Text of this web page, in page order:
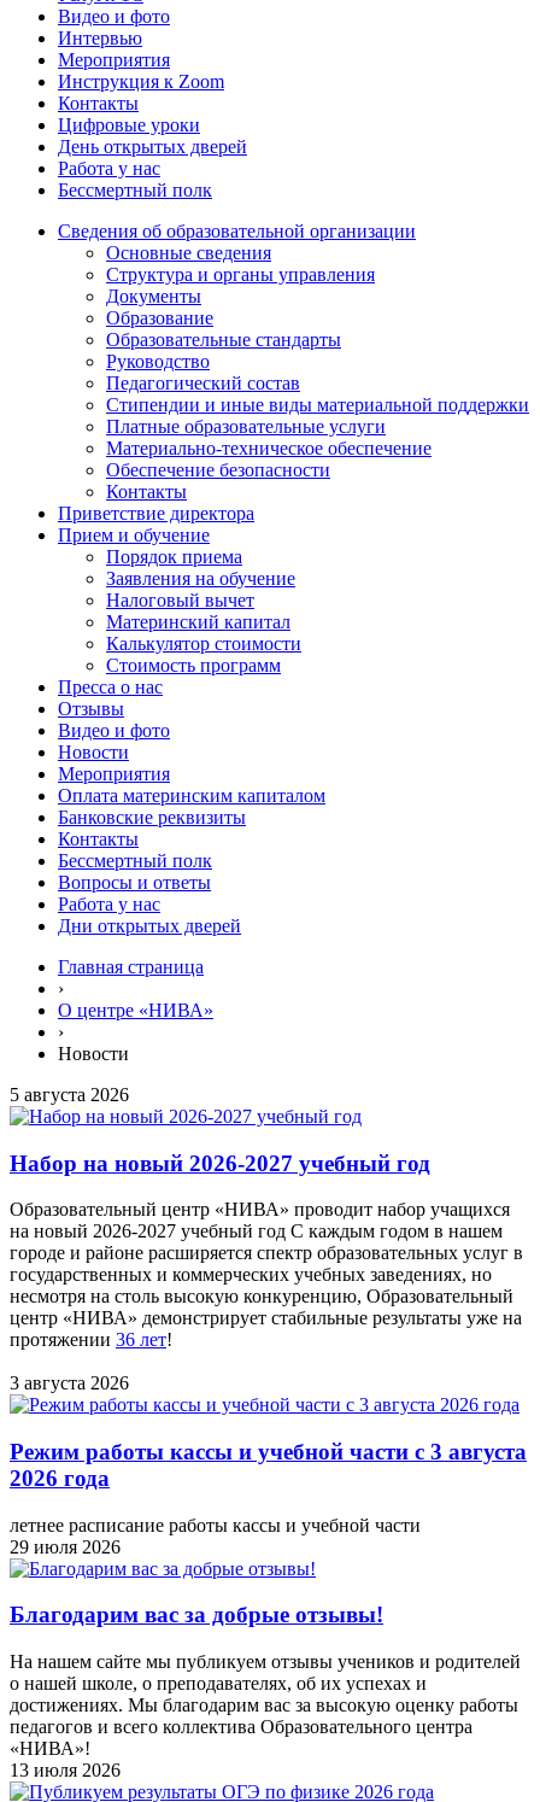
Видео и фото
Интервью
Мероприятия
Инструкция к Zoom
Контакты
Цифровые уроки
День открытых дверей
Работа у нас
Бессмертный полк
Сведения об образовательной организации
Основные сведения
Структура и органы управления
Документы
Образование
Образовательные стандарты
Руководство
Педагогический состав
Стипендии и иные виды материальной поддержки
Платные образовательные услуги
Материально-техническое обеспечение
Обеспечение безопасности
Контакты
Приветствие директора
Прием и обучение
Порядок приема
Заявления на обучение
Налоговый вычет
Материнский капитал
Калькулятор стоимости
Стоимость программ
Пресса о нас
Отзывы
Видео и фото
Новости
Мероприятия
Оплата материнским капиталом
Банковские реквизиты
Контакты
Бессмертный полк
Вопросы и ответы
Работа у нас
Дни открытых дверей
Главная страница
›
О центре «НИВА»
›
Новости
5 августа 2026
Набор на новый 2026-2027 учебный год
Образовательный центр «НИВА» проводит набор учащихся
на новый 2026-2027 учебный год С каждым годом в нашем
городе и районе расширяется спектр образовательных услуг в
государственных и коммерческих учебных заведениях, но
несмотря на столь высокую конкуренцию, Образовательный
центр «НИВА» демонстрирует стабильные результаты уже на
протяжении 36 лет!
3 августа 2026
Режим работы кассы и учебной части с 3 августа
2026 года
летнее расписание работы кассы и учебной части
29 июля 2026
Благодарим вас за добрые отзывы!
На нашем сайте мы публикуем отзывы учеников и родителей
о нашей школе, о преподавателях, об их успехах и
достижениях. Мы благодарим вас за высокую оценку работы
педагогов и всего коллектива Образовательного центра
«НИВА»!
13 июля 2026